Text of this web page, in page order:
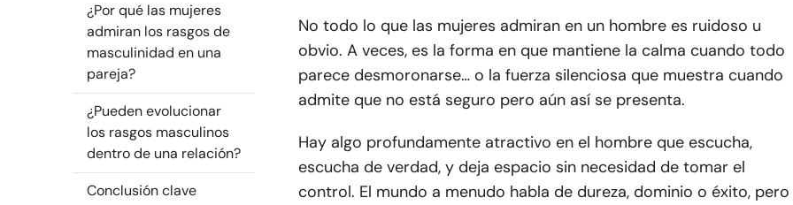
¿Por qué las mujeres
admiran los rasgos de
masculinidad en una
pareja?
¿Pueden evolucionar
los rasgos masculinos
dentro de una relación?
Conclusión clave
No todo lo que las mujeres admiran en un hombre es ruidoso u
obvio. A veces, es la forma en que mantiene la calma cuando todo
parece desmoronarse… o la fuerza silenciosa que muestra cuando
admite que no está seguro pero aún así se presenta.
Hay algo profundamente atractivo en el hombre que escucha,
escucha de verdad, y deja espacio sin necesidad de tomar el
control. El mundo a menudo habla de dureza, dominio o éxito, pero